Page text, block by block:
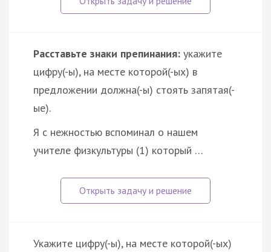
Расставьте знаки препинания: укажите
цифру(-ы), на месте которой(-ых) в
предложении должна(-ы) стоять запятая(-
ые).
Я с нежностью вспоминал о нашем
учителе физкультуры (1) который …
Укажите цифру(-ы), на месте которой(-ых)